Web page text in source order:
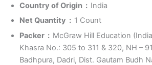
Country of Origin ‏ : ‎ India
Net Quantity ‏ : ‎ 1 Count
Packer ‏ : ‎ McGraw Hill Education
Khasra No.: 305 to 311 & 320, NH –
Badhpura, Dadri, Dist. Gautam Budh